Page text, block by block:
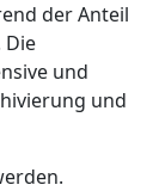
der Anteil
Die
und
und